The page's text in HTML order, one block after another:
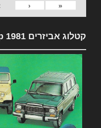
«
‹
קטלוג אביזרים 1981 Jeep